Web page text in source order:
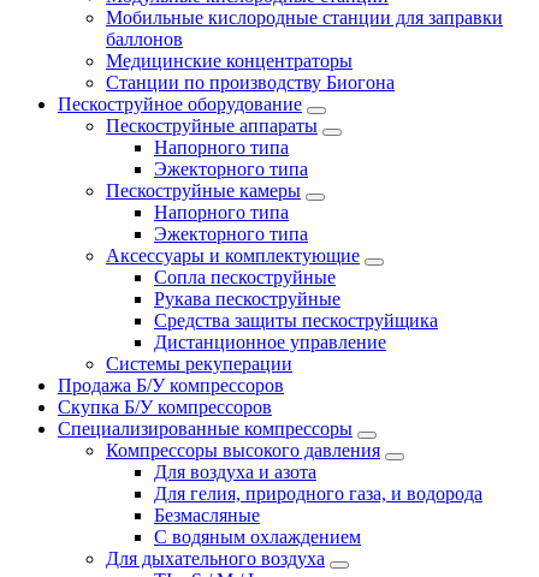
Мобильные кислородные станции для заправки
баллонов
Медицинские концентраторы
Станции по производству Биогона
Пескоструйное оборудование
Пескоструйные аппараты
Напорного типа
Эжекторного типа
Пескоструйные камеры
Напорного типа
Эжекторного типа
Аксессуары и комплектующие
Сопла пескоструйные
Рукава пескоструйные
Средства защиты пескоструйщика
Дистанционное управление
Системы рекуперации
Продажа Б/У компрессоров
Скупка Б/У компрессоров
Специализированные компрессоры
Компрессоры высокого давления
Для воздуха и азота
Для гелия, природного газа, и водорода
Безмасляные
С водяным охлаждением
Для дыхательного воздуха